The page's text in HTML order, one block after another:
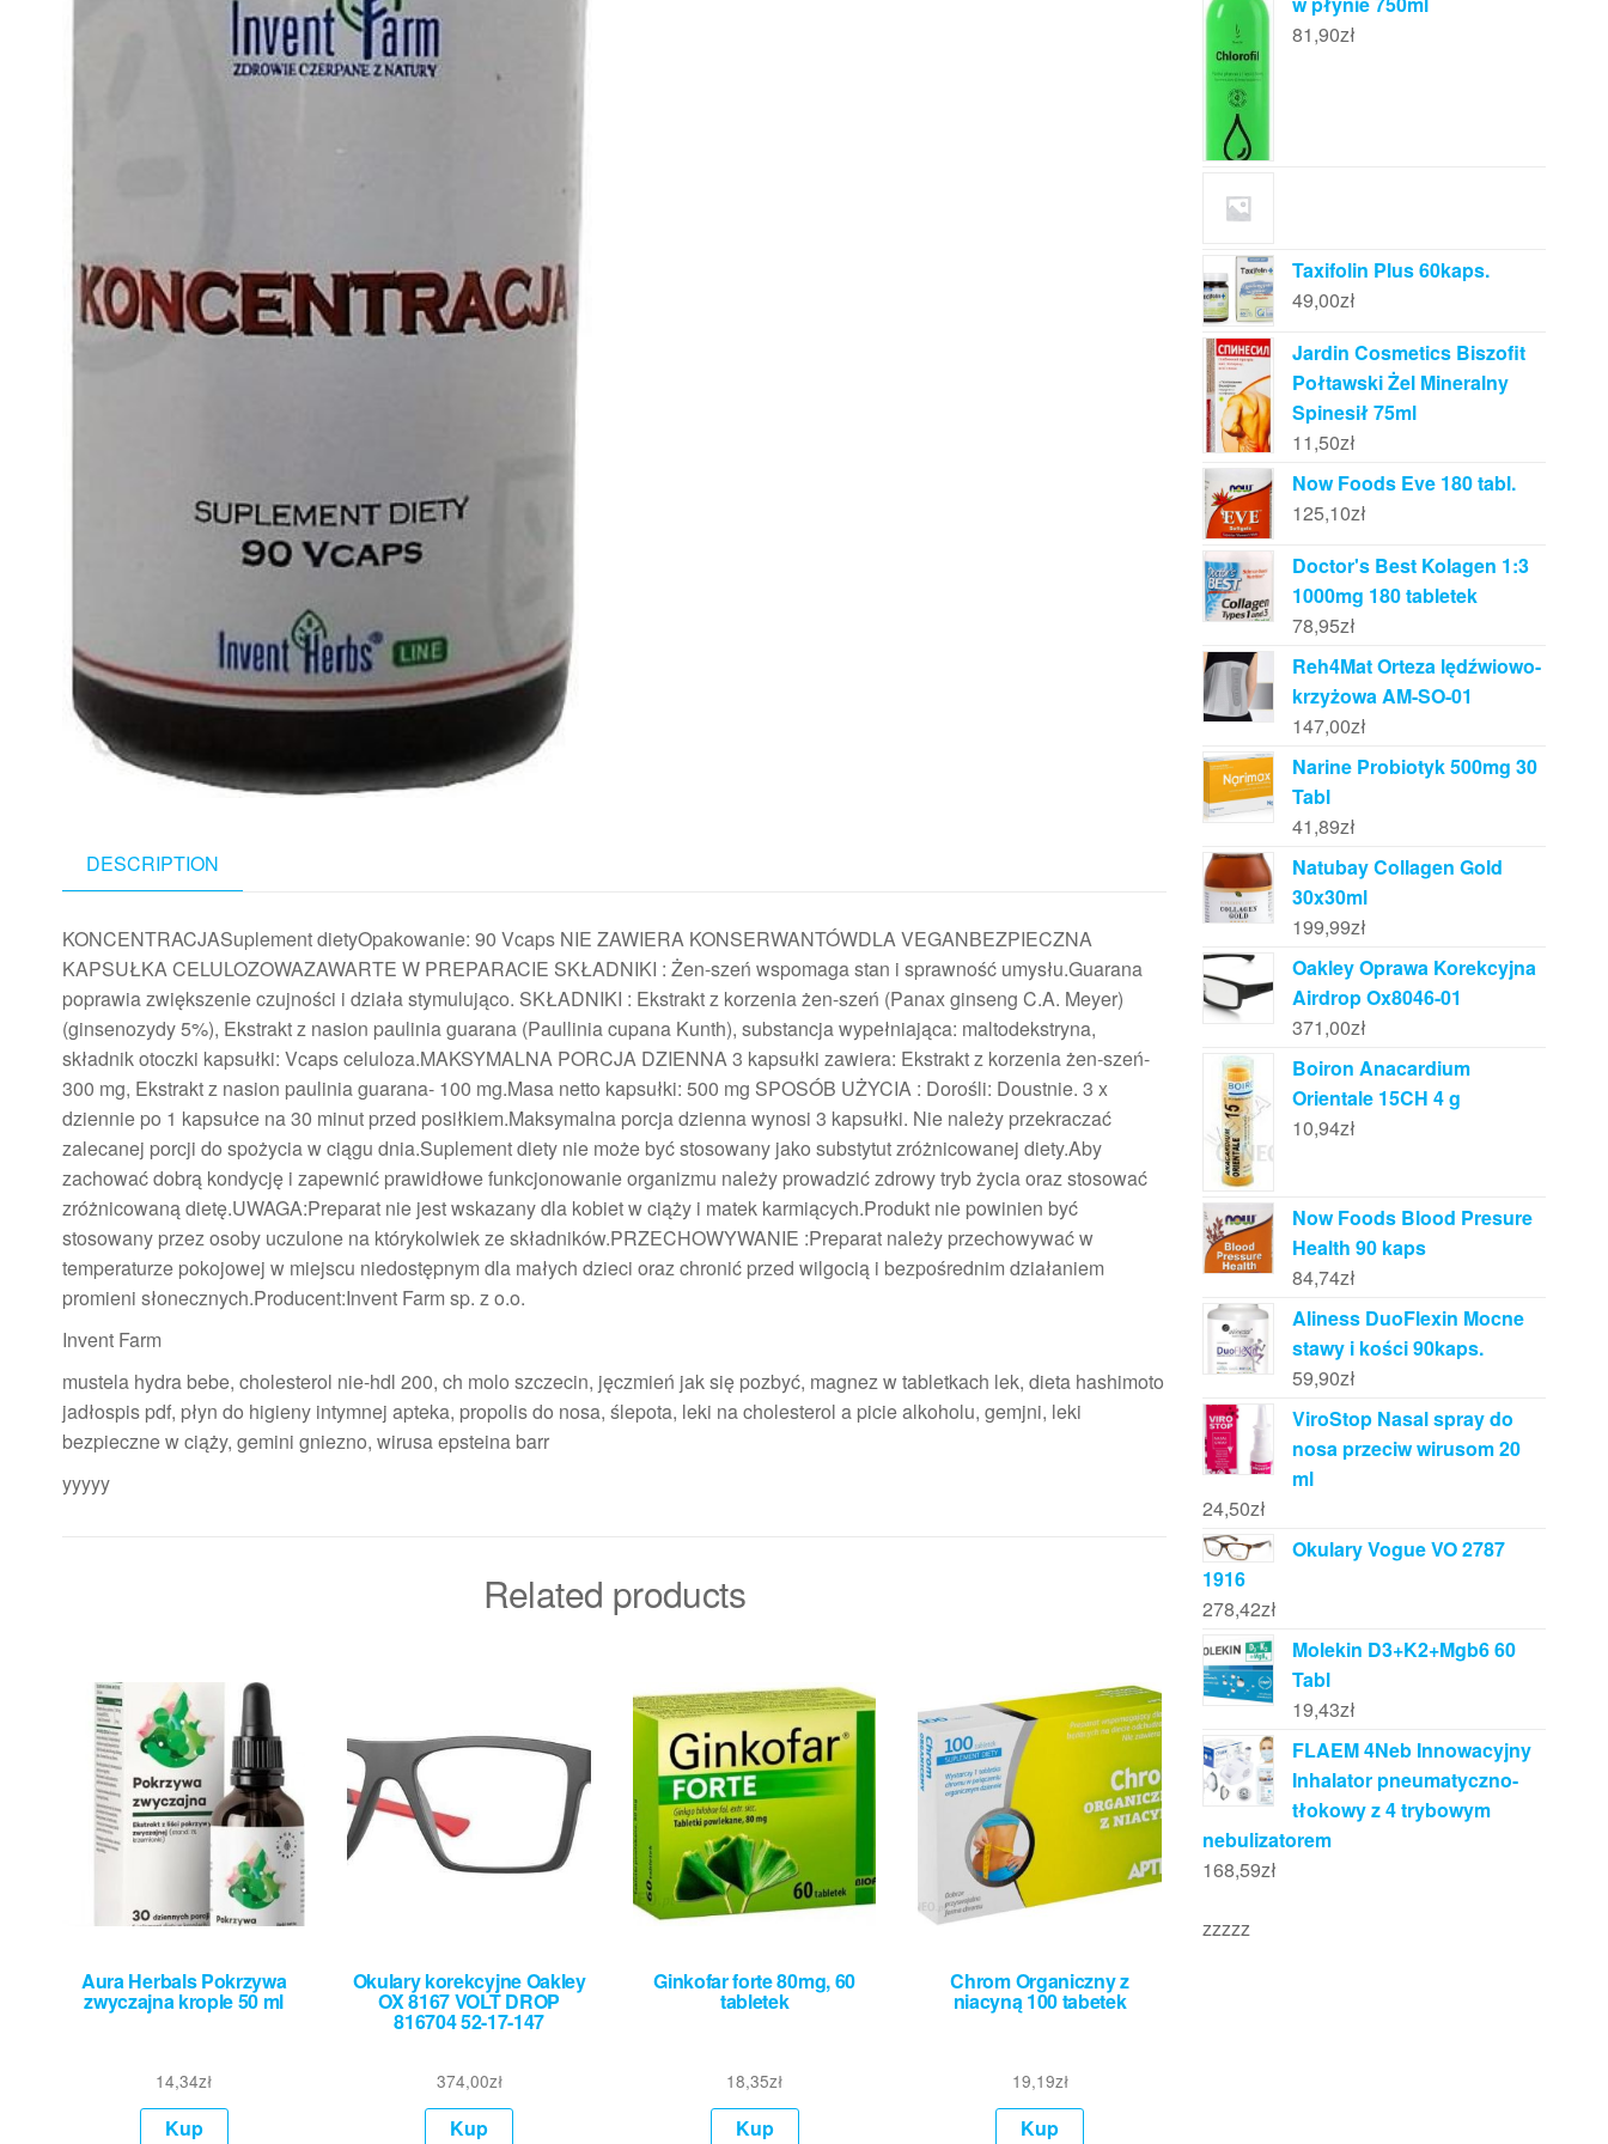
DESCRIPTION
KONCENTRACJASuplement dietyOpakowanie: 90 Vcaps NIE ZAWIERA KONSERWANTÓWDLA VEGANBEZPIECZNA
KAPSUŁKA CELULOZOWAZAWARTE W PREPARACIE SKŁADNIKI : Żen-szeń wspomaga stan i sprawność umysłu.Guarana
poprawia zwiększenie czujności i działa stymulująco. SKŁADNIKI : Ekstrakt z korzenia żen-szeń (Panax ginseng C.A. Meyer)
(ginsenozydy 5%), Ekstrakt z nasion paulinia guarana (Paullinia cupana Kunth), substancja wypełniająca: maltodekstryna,
składnik otoczki kapsułki: Vcaps celuloza.MAKSYMALNA PORCJA DZIENNA 3 kapsułki zawiera: Ekstrakt z korzenia żen-szeń-
300 mg, Ekstrakt z nasion paulinia guarana- 100 mg.Masa netto kapsułki: 500 mg SPOSÓB UŻYCIA : Dorośli: Doustnie. 3 x
dziennie po 1 kapsułce na 30 minut przed posiłkiem.Maksymalna porcja dzienna wynosi 3 kapsułki. Nie należy przekraczać
zalecanej porcji do spożycia w ciągu dnia.Suplement diety nie może być stosowany jako substytut zróżnicowanej diety.Aby
zachować dobrą kondycję i zapewnić prawidłowe funkcjonowanie organizmu należy prowadzić zdrowy tryb życia oraz stosować
zróżnicowaną dietę.UWAGA:Preparat nie jest wskazany dla kobiet w ciąży i matek karmiących.Produkt nie powinien być
stosowany przez osoby uczulone na którykolwiek ze składników.PRZECHOWYWANIE :Preparat należy przechowywać w
temperaturze pokojowej w miejscu niedostępnym dla małych dzieci oraz chronić przed wilgocią i bezpośrednim działaniem
promieni słonecznych.Producent:Invent Farm sp. z o.o.
Invent Farm
mustela hydra bebe, cholesterol nie-hdl 200, ch molo szczecin, jęczmień jak się pozbyć, magnez w tabletkach lek, dieta hashimoto
jadłospis pdf, płyn do higieny intymnej apteka, propolis do nosa, ślepota, leki na cholesterol a picie alkoholu, gemjni, leki
bezpieczne w ciąży, gemini gniezno, wirusa epsteina barr
yyyyy
Related products
Aura Herbals Pokrzywa
zwyczajna krople 50 ml
14,34zł
Kup
Okulary korekcyjne Oakley
OX 8167 VOLT DROP
816704 52-17-147
374,00zł
Kup
Ginkofar forte 80mg, 60
tabletek
18,35zł
Kup
Chrom Organiczny z
niacyną 100 tabetek
19,19zł
Kup
81,90zł
Taxifolin Plus 60kaps.
49,00zł
Jardin Cosmetics Biszofit
Połtawski Żel Mineralny
Spinesił 75ml
11,50zł
Now Foods Eve 180 tabl.
125,10zł
Doctor's Best Kolagen 1:3
1000mg 180 tabletek
78,95zł
Reh4Mat Orteza lędźwiowo-
krzyżowa AM-SO-01
147,00zł
Narine Probiotyk 500mg 30
Tabl
41,89zł
Natubay Collagen Gold
30x30ml
199,99zł
Oakley Oprawa Korekcyjna
Airdrop Ox8046-01
371,00zł
Boiron Anacardium
Orientale 15CH 4 g
10,94zł
Now Foods Blood Presure
Health 90 kaps
84,74zł
Aliness DuoFlexin Mocne
stawy i kości 90kaps.
59,90zł
ViroStop Nasal spray do
nosa przeciw wirusom 20
ml
24,50zł
Okulary Vogue VO 2787
1916
278,42zł
Molekin D3+K2+Mgb6 60
Tabl
19,43zł
FLAEM 4Neb Innowacyjny
Inhalator pneumatyczno-
tłokowy z 4 trybowym
nebulizatorem
168,59zł
zzzzz